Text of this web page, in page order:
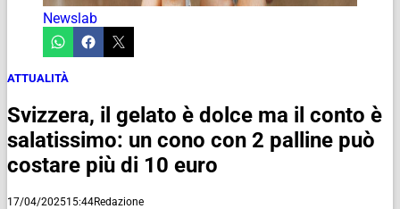
Newslab
ATTUALITÀ
Svizzera, il gelato è dolce ma il conto è
salatissimo: un cono con 2 palline può
costare più di 10 euro
17/04/202515:44Redazione